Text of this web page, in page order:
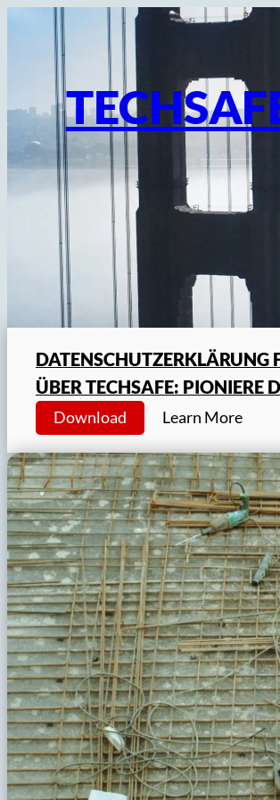
content
DATENSCHUTZERKLÄRUNG
ÜBER TECHSAFE: PIONIERE
Download Learn More